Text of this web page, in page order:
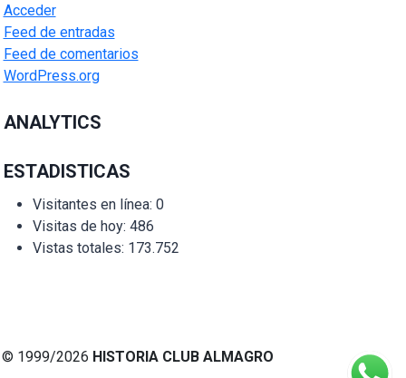
Acceder
Feed de entradas
Feed de comentarios
WordPress.org
ANALYTICS
ESTADISTICAS
Visitantes en línea: 0
Visitas de hoy: 486
Vistas totales: 173.752
© 1999/2026 HISTORIA CLUB ALMAGRO